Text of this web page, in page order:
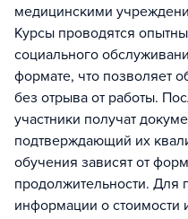
медицинскими
Курсы проводятся
социального
формате, что позволяет
без отрыва от работы.
участники получат
подтверждающий их
обучения зависят от
продолжительности. Для
информации о стоимости